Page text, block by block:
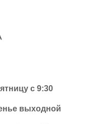
с 9:30
выходной